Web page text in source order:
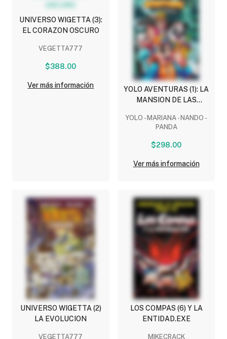
UNIVERSO WIGETTA (3):
EL CORAZON OSCURO
VEGETTA777
$388.00
Ver más información
YOLO AVENTURAS (1): LA
MANSION DE LAS
YOLO - MARIANA - NANDO -
PANDA
$298.00
Ver más información
UNIVERSO WIGETTA (2)
LA EVOLUCION
VEGETTA777
LOS COMPAS (6) Y LA
ENTIDAD.EXE
MIKECRACK